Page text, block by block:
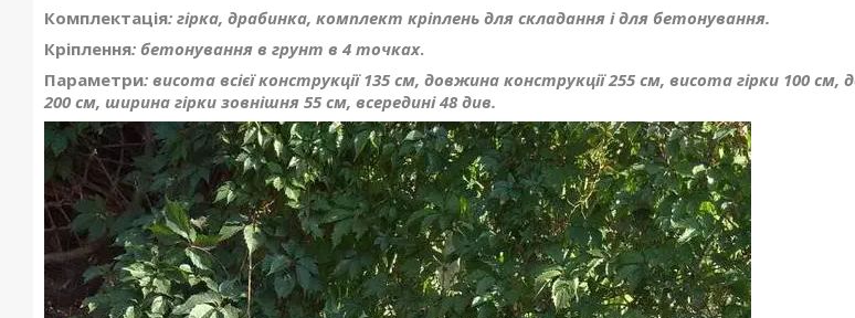
Комплектація: гірка, драбинка, комплект кріплень для складання і для бетонування.
Кріплення: бетонування в грунт в 4 точках.
Параметри: висота всієї конструкції 135 см, довжина конструкції 255 см, висота гірки 100 см,
200 см, ширина гірки зовнішня 55 см, всередині 48 див.